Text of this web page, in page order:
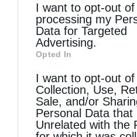
disclose it to other
I want to opt-out of
processing my
Data for Targeted
Advertising.
Opted In
I want to opt-out of
Collection, Use,
Sale, and/or
Personal Data that
Unrelated with the
Σταυρό με δωρεά
την αντιμετώπιση των
πυρκαγιών
Η “Κιβωτός της